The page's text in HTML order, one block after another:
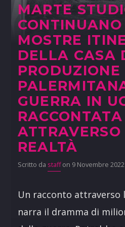
MARTE
MOSTRE
DELLA CASA
PRODUZIONE
GUERRA IN
RACCONTATA
REALTÀ
Scritto da staffon 9 Novembre 2022
Un racconto attraverso
narra il dramma di